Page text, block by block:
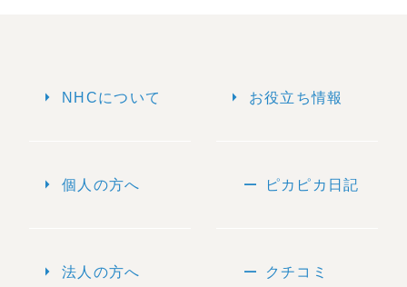
arrow_right NHCについて
arrow_right 個人の方へ
arrow_right 法人の方へ
arrow_right お役立ち情報
remove ピカピカ日記
remove クチコミ